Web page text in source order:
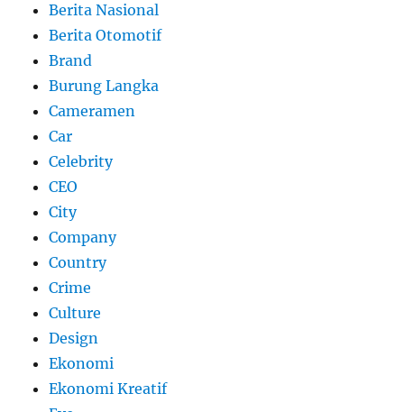
Berita Nasional
Berita Otomotif
Brand
Burung Langka
Cameramen
Car
Celebrity
CEO
City
Company
Country
Crime
Culture
Design
Ekonomi
Ekonomi Kreatif